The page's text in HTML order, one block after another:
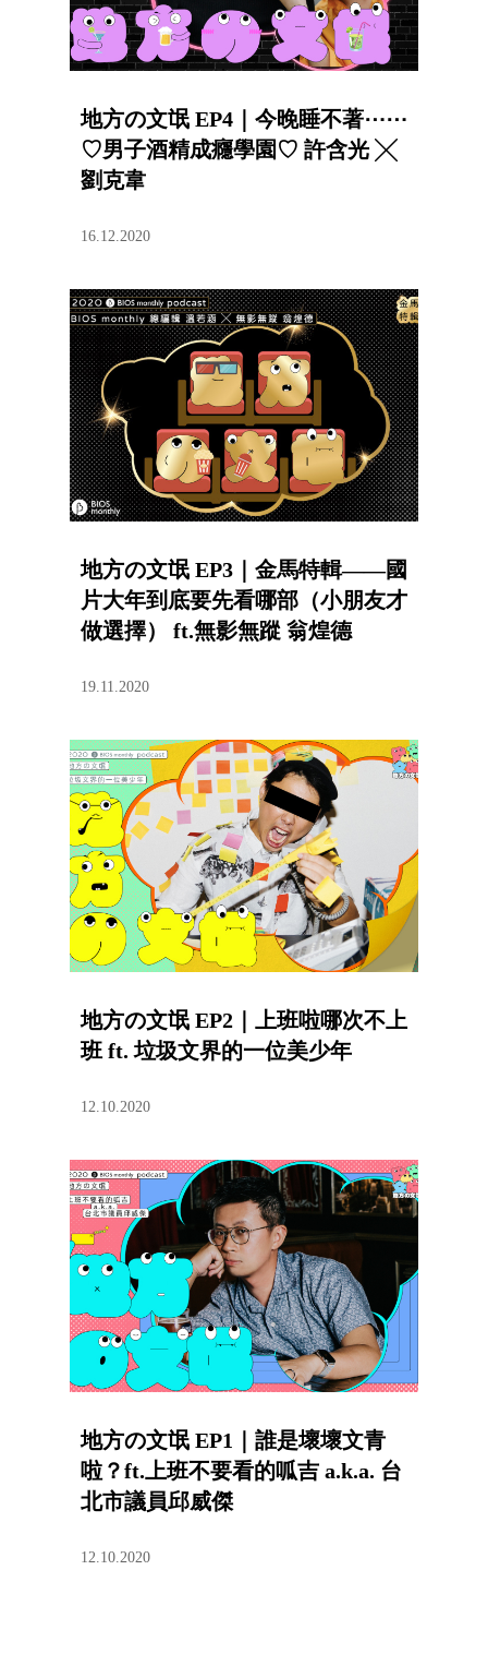
地方の文氓 EP4｜今晚睡不著⋯⋯
♡男子酒精成癮學園♡ 許含光 ╳
劉克韋
16.12.2020
地方の文氓 EP3｜金馬特輯——國
片大年到底要先看哪部（小朋友才
做選擇） ft.無影無蹤 翁煌德
19.11.2020
地方の文氓 EP2｜上班啦哪次不上
班 ft. 垃圾文界的一位美少年
12.10.2020
地方の文氓 EP1｜誰是壞壞文青
啦？ft.上班不要看的呱吉 a.k.a. 台
北市議員邱威傑
12.10.2020